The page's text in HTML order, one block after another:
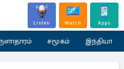
Listen Watch Apps
சமூகம் இந்தியா